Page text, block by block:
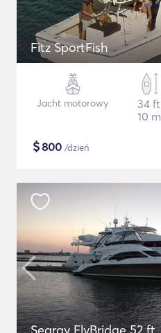
Fitz SportFish
Jacht motorowy
34 ft
10 m
$800 /dzień